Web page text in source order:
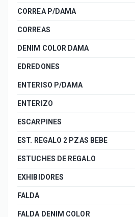
CORREA P/DAMA
CORREAS
DENIM COLOR DAMA
EDREDONES
ENTERISO P/DAMA
ENTERIZO
ESCARPINES
EST. REGALO 2 PZAS BEBE
ESTUCHES DE REGALO
EXHIBIDORES
FALDA
FALDA DENIM COLOR